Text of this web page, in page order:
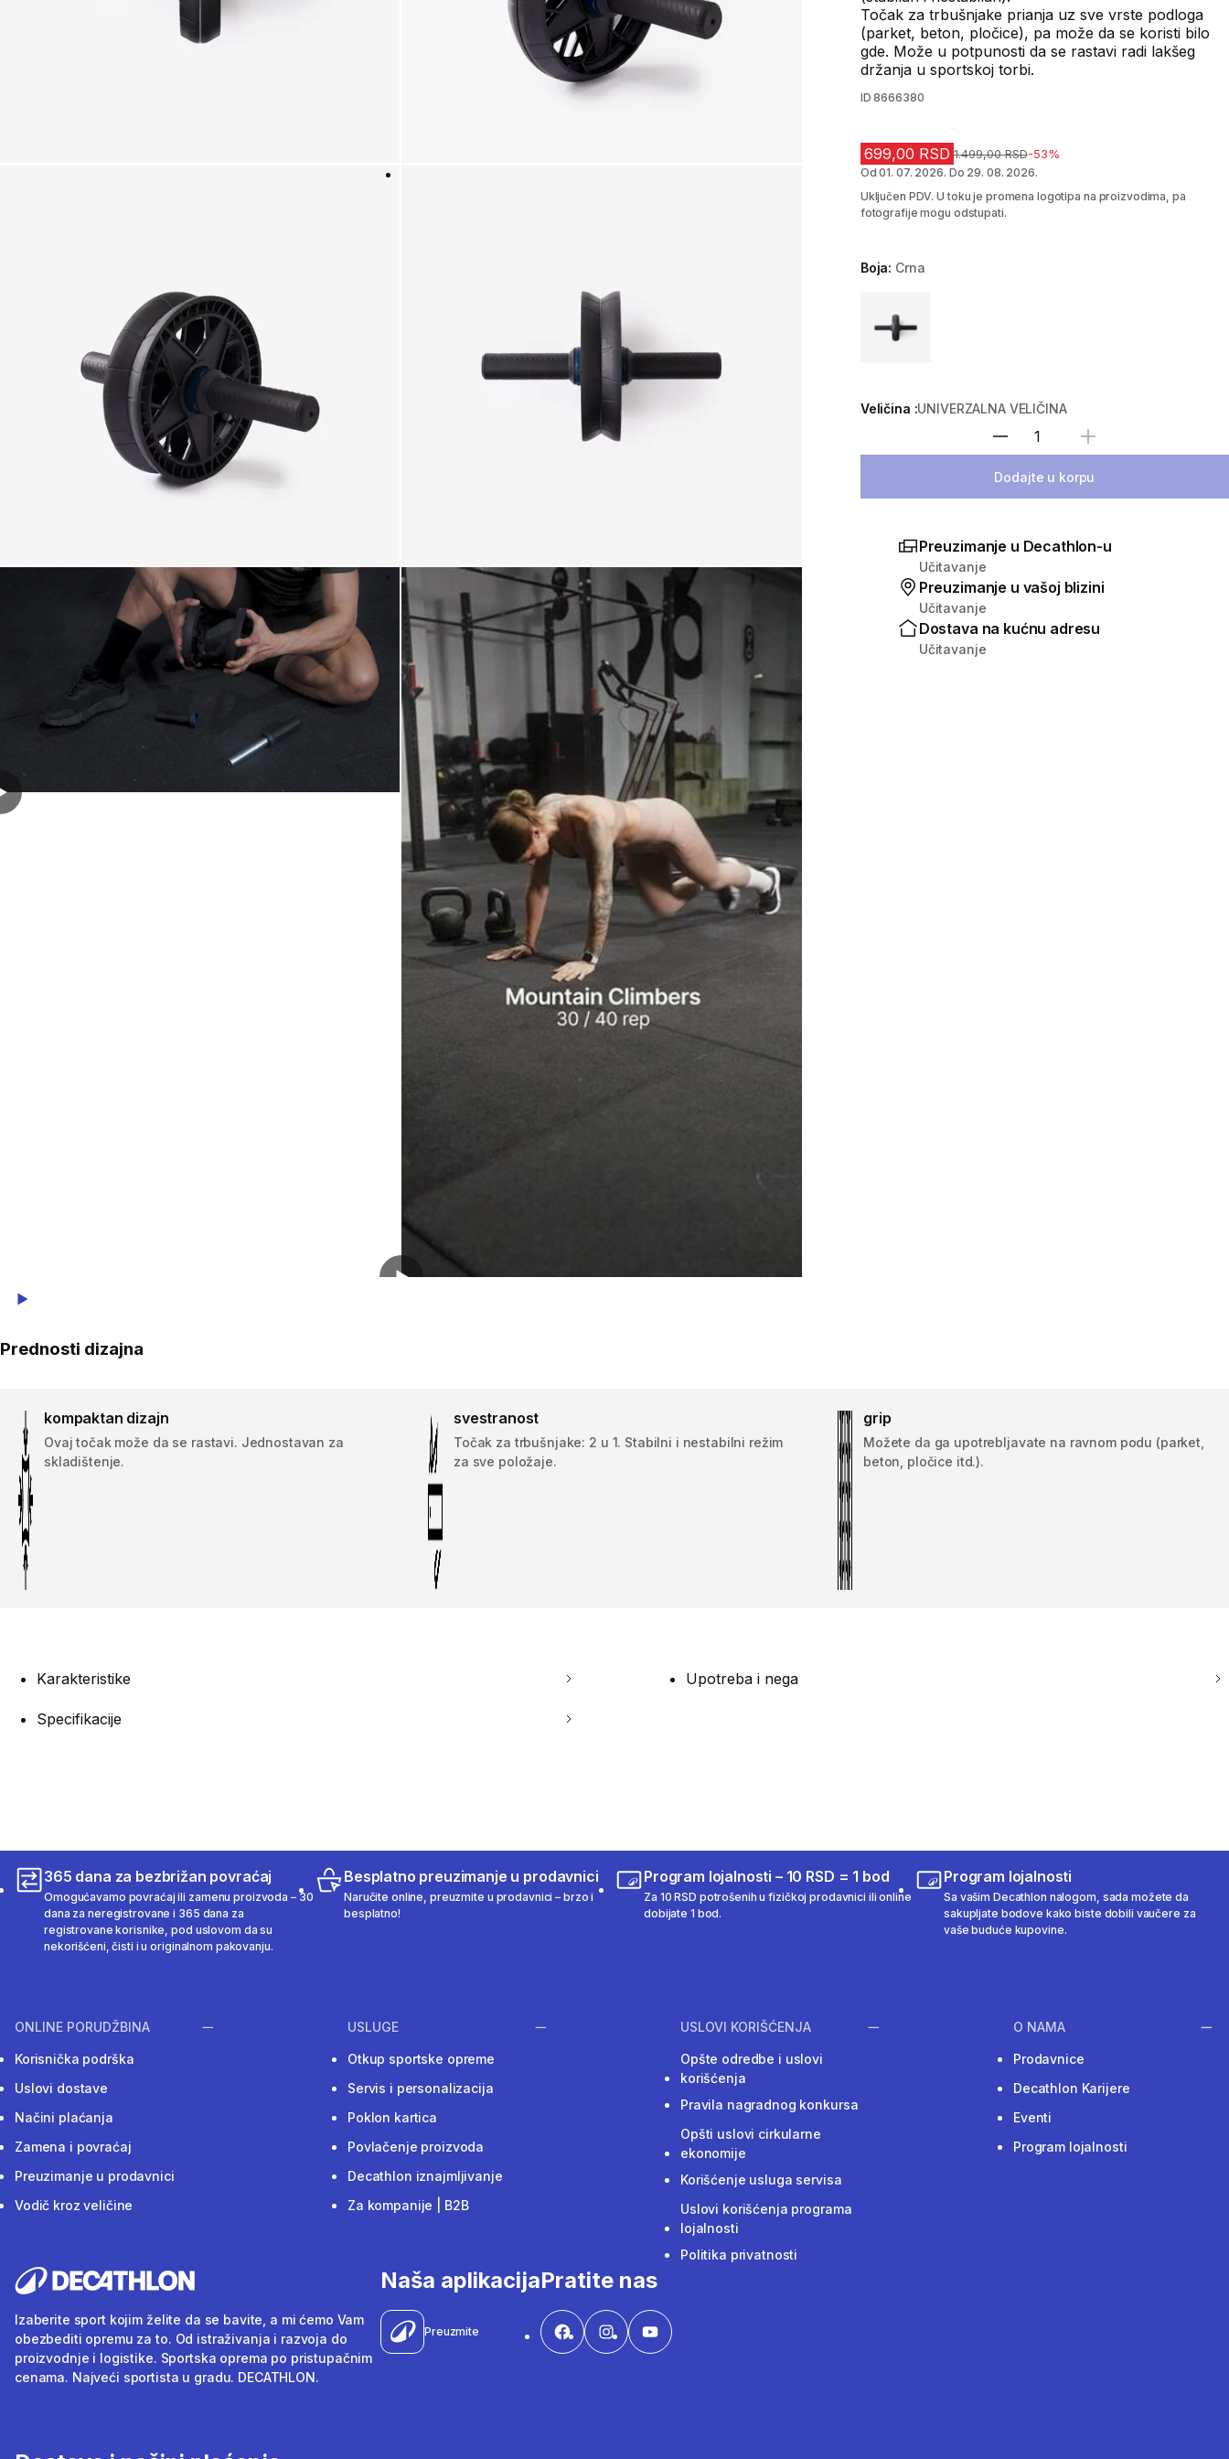
Play Video
Točak za trbušnjake prianja uz sve vrste podloga
(parket, beton, pločice), pa može da se koristi bilo
gde. Može u potpunosti da se rastavi radi lakšeg
držanja u sportskoj torbi.
ID 8666380
699,00 RSD Cena pre sniženja
1.499,00 RSD-53%
Od 01. 07. 2026. Do 29. 08. 2026.
Uključen PDV. U toku je promena logotipa na proizvodima, pa
fotografije mogu odstupati.
Boja: Crna
Veličina :UNIVERZALNA VELIČINA
Izaberi količinu
Dodajte u korpu
Preuzimanje u Decathlon-u
Učitavanje
Preuzimanje u vašoj blizini
Učitavanje
Dostava na kućnu adresu
Učitavanje
Prednosti dizajna
kompaktan dizajn
Ovaj točak može da se rastavi. Jednostavan za
skladištenje.
svestranost
Točak za trbušnjake: 2 u 1. Stabilni i nestabilni režim
za sve položaje.
grip
Možete da ga upotrebljavate na ravnom podu (parket,
beton, pločice itd.).
Karakteristike Upotreba i nega
Specifikacije
365 dana za bezbrižan povraćaj
Omogućavamo povraćaj ili zamenu proizvoda – 30
dana za neregistrovane i 365 dana za
registrovane korisnike, pod uslovom da su
nekorišćeni, čisti i u originalnom pakovanju.
Besplatno preuzimanje u prodavnici
Naručite online, preuzmite u prodavnici – brzo i
besplatno!
Program lojalnosti – 10 RSD = 1 bod
Za 10 RSD potrošenih u fizičkoj prodavnici ili online
dobijate 1 bod.
Program lojalnosti
Sa vašim Decathlon nalogom, sada možete da
sakupljate bodove kako biste dobili vaučere za
vaše buduće kupovine.
ONLINE PORUDŽBINA
Korisnička podrška
Uslovi dostave
Načini plaćanja
Zamena i povraćaj
Preuzimanje u prodavnici
Vodič kroz veličine
USLUGE
Otkup sportske opreme
Servis i personalizacija
Poklon kartica
Povlačenje proizvoda
Decathlon iznajmljivanje
Za kompanije | B2B
USLOVI KORIŠĆENJA
Opšte odredbe i uslovi
korišćenja
Pravila nagradnog konkursa
Opšti uslovi cirkularne
ekonomije
Korišćenje usluga servisa
Uslovi korišćenja programa
lojalnosti
Politika privatnosti
O NAMA
Prodavnice
Decathlon Karijere
Eventi
Program lojalnosti
Izaberite sport kojim želite da se bavite, a mi ćemo Vam
obezbediti opremu za to. Od istraživanja i razvoja do
proizvodnje i logistike. Sportska oprema po pristupačnim
cenama. Najveći sportista u gradu. DECATHLON.
Naša aplikacija
Preuzmite
Pratite nas